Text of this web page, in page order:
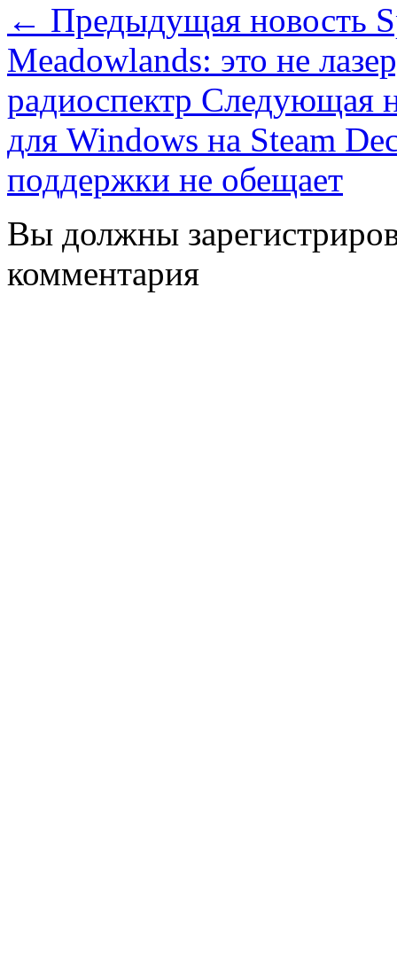
← Предыдущая новость
Meadowlands: это не
радиоспектр Следующая
для Windows на Steam
поддержки не обещает
Вы должны
комментария